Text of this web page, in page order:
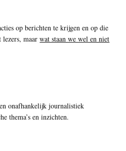
op berichten te krijgen en op die
lezers, maarwat staan we wel en niet
onafhankelijk journalistiek
thema’s en inzichten.